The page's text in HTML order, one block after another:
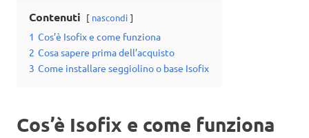
Contenuti nascondi
1 Cos’è Isofix e come funziona
2 Cosa sapere prima dell’acquisto
3 Come installare seggiolino o base Isofix
Cos’è Isofix e come funziona